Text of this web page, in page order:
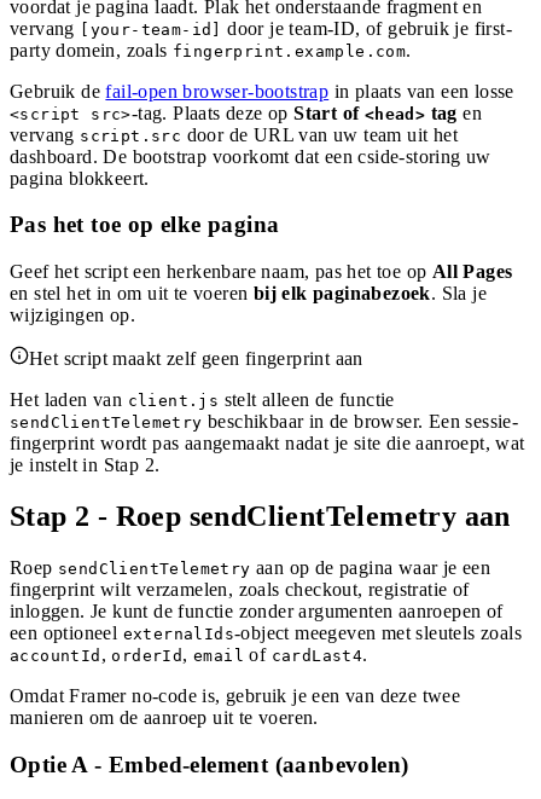
voordat je pagina laadt. Plak het onderstaande fragment en
vervang [your-team-id] door je team-ID, of gebruik je first-
party domein, zoals fingerprint.example.com.
Gebruik defail-open browser-bootstrap in plaats van een losse
<script src>-tag. Plaats deze opStart of <head> tag en
vervang script.src door de URL van uw team uit het
dashboard. De bootstrap voorkomt dat een cside-storing uw
pagina blokkeert.
Pas het toe op elke pagina
Geef het script een herkenbare naam, pas het toe op All Pages
en stel het in om uit te voeren bij elk paginabezoek. Sla je
wijzigingen op.
Het script maakt zelf geen fingerprint aan
Het laden van client.js stelt alleen de functie
sendClientTelemetry beschikbaar in de browser. Een sessie-
fingerprint wordt pas aangemaakt nadat je site die aanroept, wat
je instelt in Stap 2.
Stap 2 - Roep sendClientTelemetry aan
Roep sendClientTelemetry aan op de pagina waar je een
fingerprint wilt verzamelen, zoals checkout, registratie of
inloggen. Je kunt de functie zonder argumenten aanroepen of
een optioneel externalIds-object meegeven met sleutels zoals
accountId ,orderId ,email of cardLast4.
Omdat Framer no-code is, gebruik je een van deze twee
manieren om de aanroep uit te voeren.
Optie A - Embed-element (aanbevolen)